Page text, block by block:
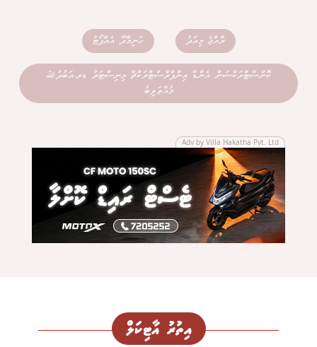
ރާއްޖެ މިއަދު ހަނިމާދޫ އެއާޕޯޓު
ކޮންސްޓްރަކްޝަން އެންޑް އިންފްރާސްޓްރަކްޗާ މިނިސްޓަރު ޑރ.އަބުދުﷲ
މުއްތަލިބު
Adv by Villa Hakatha Pvt. Ltd
އިތުރު އާޓިކަލް